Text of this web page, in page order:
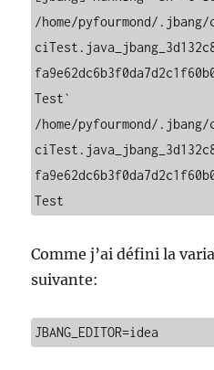
/home/pyfourmond/
Test`
/home/pyfourmond/
Test
Comme j’ai défini la
suivante:
JBANG_EDITOR=idea